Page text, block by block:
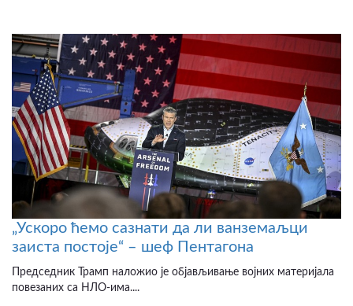
„Ускоро ћемо сазнати да ли ванземаљци
заиста постоје“ – шеф Пентагона
Председник Трамп наложио је објављивање војних материјала
повезаних са НЛО-има....